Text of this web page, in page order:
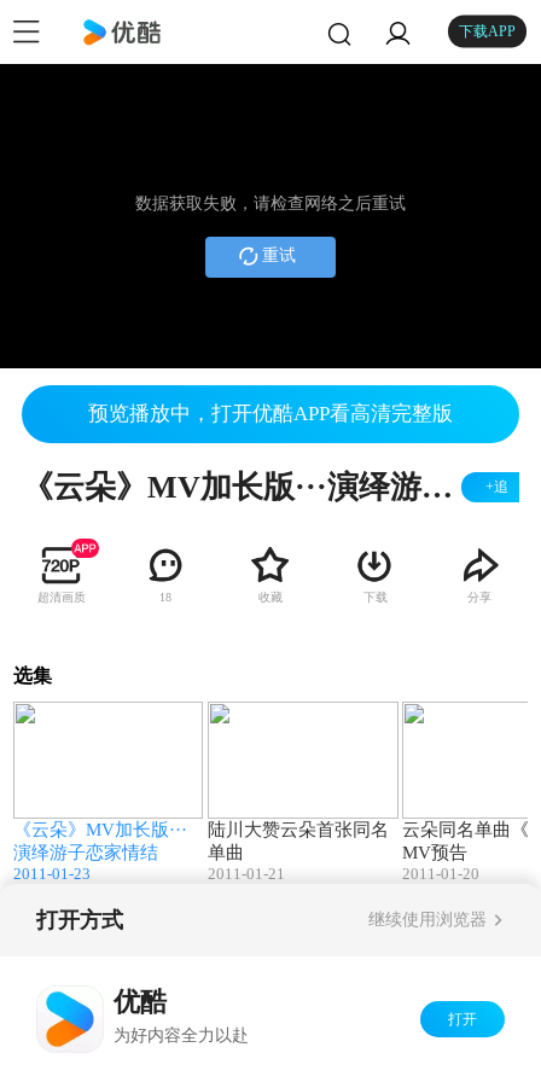
下载APP
数据获取失败，请检查网络之后重试
重试
预览播放中，打开优酷APP看高清完整版
《云朵》MV加长版···演绎游子恋家情结 +追
超清画质 18 收藏 下载 分享
选集
《云朵》MV加长版···
演绎游子恋家情结
2011-01-23
陆川大赞云朵首张同名
单曲
2011-01-21
云朵同名单曲《
MV预告
2011-01-20
打开方式 继续使用浏览器
优酷
为好内容全力以赴
打开